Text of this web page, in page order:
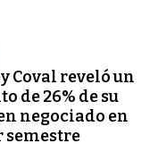
Coval reveló un
de 26% de su
negociado en